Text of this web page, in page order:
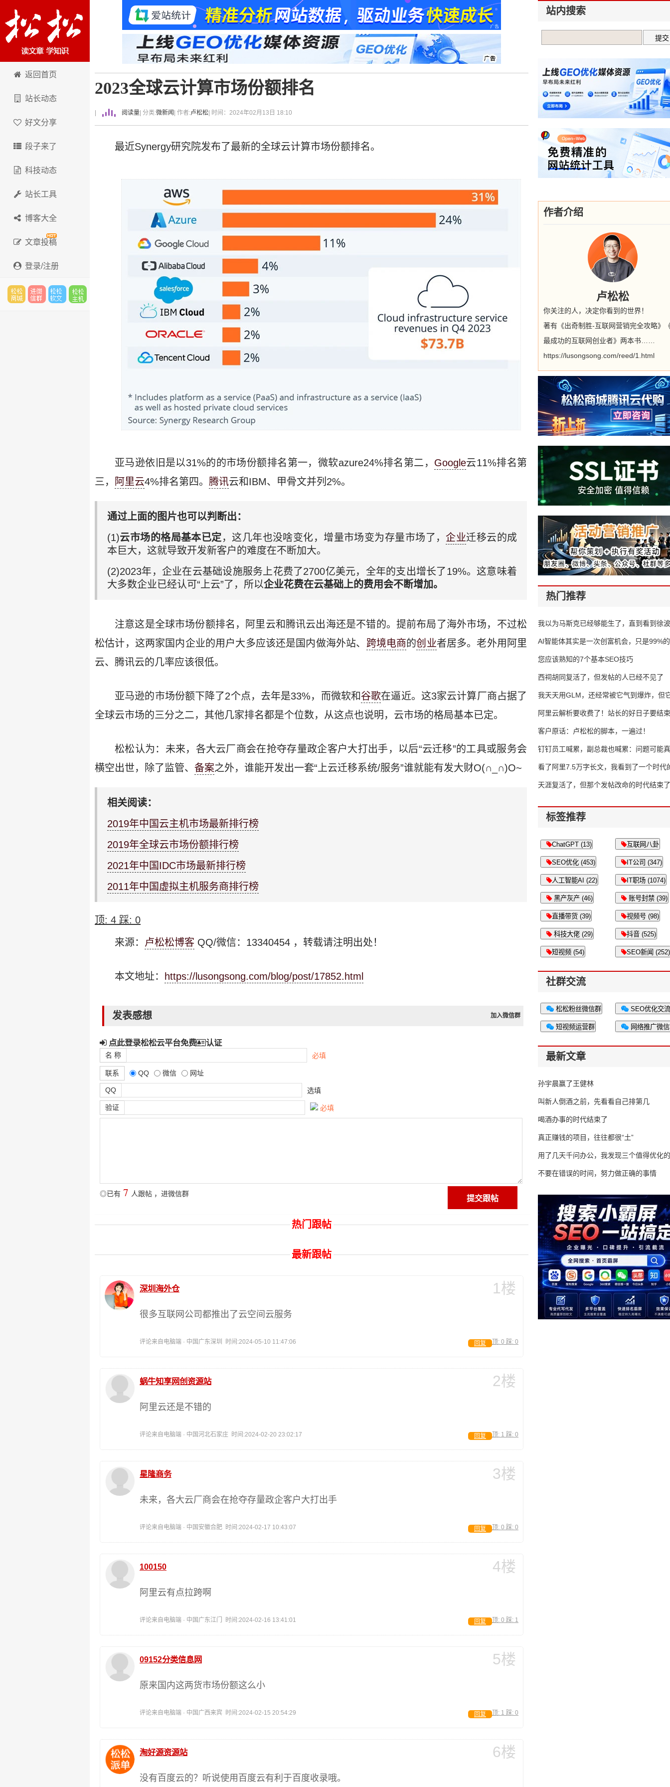
卢松松博客
返回首页
站长动态
好文分享
段子来了
科技动态
站长工具
博客大全
文章投稿
登录/注册
2023全球云计算市场份额排名
阅读量 | 分类:微新闻 | 作者:卢松松 | 时间：2024年02月13日 18:10
最近Synergy研究院发布了最新的全球云计算市场份额排名。
亚马逊依旧是以31%的的市场份额排名第一，微软azure24%排名第二， Google云11%排名第
三，
阿里云4%排名第四。 腾讯云和IBM、甲骨文并列2%。
通过上面的图片也可以判断出：
(1)云市场的格局基本已定，这几年也没啥变化，增量市场变为存量市场了， 企业迁移云的成
本巨大，这就导致开发新客户的难度在不断加大。
(2)2023年，企业在云基础设施服务上花费了2700亿美元，全年的支出增长了19%。这意味着
大多数企业已经认可“上云”了，所以企业花费在云基础上的费用会不断增加。
注意这是全球市场份额排名，阿里云和腾讯云出海还是不错的。提前布局了海外市场，不过松
松估计，这两家国内企业的用户大多应该还是国内做海外站、 跨境电商的创业者居多。老外用阿里
云、腾讯云的几率应该很低。
亚马逊的市场份额下降了2个点，去年是33%，而微软和谷歌在逼近。这3家云计算厂商占据了
全球云市场的三分之二，其他几家排名都是个位数，从这点也说明，云市场的格局基本已定。
松松认为：未来，各大云厂商会在抢夺存量政企客户大打出手，以后“云迁移”的工具或服务会
横空出世，除了监管、 备案之外，谁能开发出一套“上云迁移系统/服务”谁就能有发大财O(∩_∩)O~
相关阅读：
2019年中国云主机市场最新排行榜
2019年全球云市场份额排行榜
2021年中国IDC市场最新排行榜
2011年中国虚拟主机服务商排行榜
顶: 4 踩: 0
来源： 卢松松博客 QQ/微信：13340454 ，转载请注明出处！
本文地址： https://lusongsong.com/blog/post/17852.html
发表感想 加入微信群
点此登录松松云平台免费 认证
名 称 必填
联系 QQ 微信 网址
QQ 选填
验证 必填
◎已有 7 人跟帖 ， 进微信群
热门跟帖
最新跟帖
1楼
深圳海外仓
很多互联网公司都推出了云空间云服务
评论来自电脑端 · 中国广东深圳 时间:2024-05-10 11:47:06 顶: 0 踩: 0
回复
2楼
蜗牛知享网创资源站
阿里云还是不错的
评论来自电脑端 · 中国河北石家庄 时间:2024-02-20 23:02:17 顶: 1 踩: 0
回复
3楼
星隆商务
未来，各大云厂商会在抢夺存量政企客户大打出手
评论来自电脑端 · 中国安徽合肥 时间:2024-02-17 10:43:07 顶: 0 踩: 0
回复
4楼
100150
阿里云有点拉跨啊
评论来自电脑端 · 中国广东江门 时间:2024-02-16 13:41:01 顶: 0 踩: 1
回复
5楼
09152分类信息网
原来国内这两货市场份额这么小
评论来自电脑端 · 中国广西来宾 时间:2024-02-15 20:54:29 顶: 1 踩: 0
回复
6楼
淘好源资源站
没有百度云的？听说使用百度云有利于百度收录哦。
站内搜索
作者介绍
卢松松
你关注的人，决定你看到的世界！
著有《出奇制胜-互联网营销完全攻略》
最成功的互联网创业者》两本书……
https://lusongsong.com/reed/1.html
热门推荐
我以为马斯克已经够能生了，直到看到
AI智能体其实是一次创富机会，只是99%
错过了
您应该熟知的7个基本SEO技巧
西祠胡同复活了，但发帖的人已经不见了
我天天用GLM，还经常被它气到爆炸，但
16万亿
阿里云解析要收费了！站长的好日子要结
客户原话：卢松松的脚本，一遍过！
钉钉员工喊累，副总裁也喊累：问题可能
了
看了阿里7.5万字长文，我看到了一个时代
天涯复活了，但那个发帖改命的时代结束了
标签推荐
ChatGPT (13) 互联网八卦
SEO优化 (453) IT公司 (347)
人工智能AI (22) IT职场 (1074)
黑产灰产 (46) 账号封禁 (39)
直播带货 (39) 视频号 (98)
科技大佬 (29) 抖音 (525)
短视频 (54) SEO新闻 (252)
社群交流
松松粉丝微信群 SEO优化交
短视频运营群 网络推广微
最新文章
孙宇晨赢了王健林
叫新人倒酒之前，先看看自己排第几
喝酒办事的时代结束了
真正赚钱的项目，往往都很“土”
用了几天千问办公，我发现三个值得优化
不要在错误的时间，努力做正确的事情